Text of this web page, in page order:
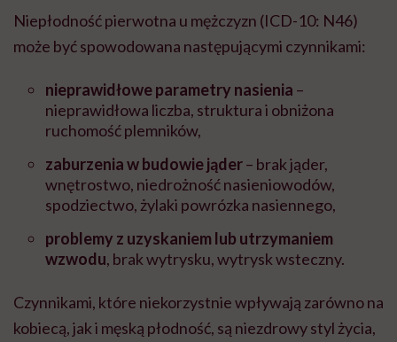
Niepłodność pierwotna u mężczyzn (ICD-10: N46)
może być spowodowana następującymi czynnikami:
nieprawidłowe parametry nasienia –
nieprawidłowa liczba, struktura i obniżona
ruchomość plemników,
zaburzenia w budowie jąder– brak jąder,
wnętrostwo, niedrożność nasieniowodów,
spodziectwo, żylaki powrózka nasiennego,
problemy z uzyskaniem lub utrzymaniem
wzwodu, brak wytrysku, wytrysk wsteczny.
Czynnikami, które niekorzystnie wpływają zarówno na
kobiecą, jak i męską płodność, są niezdrowy styl życia,